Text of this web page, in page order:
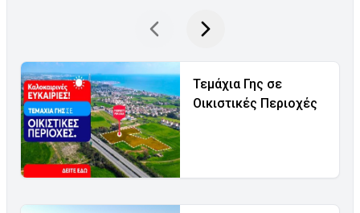
Τεμάχια Γης σε
Οικιστικές Περιοχές